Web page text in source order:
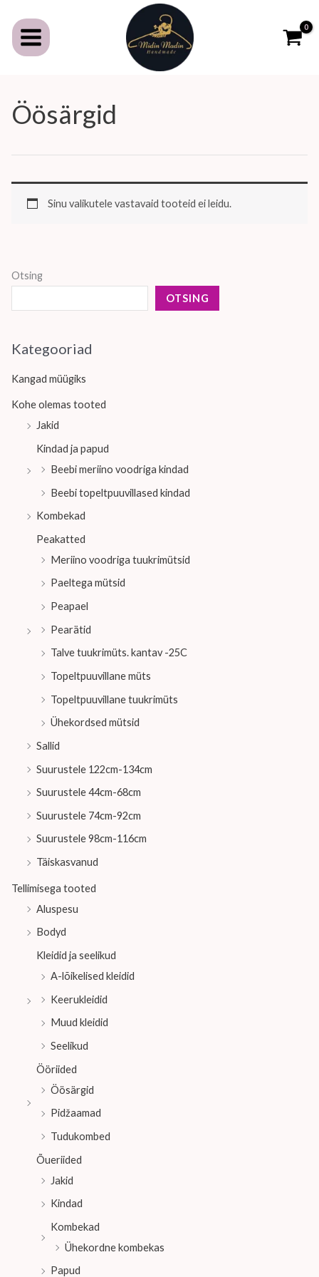
content
Öösärgid
Sinu valikutele vastavaid tooteid ei leidu.
Otsing
OTSING
Kategooriad
Kangad müügiks
Kohe olemas tooted
Jakid
Kindad ja papud
Beebi meriino voodriga kindad
Beebi topeltpuuvillased kindad
Kombekad
Peakatted
Meriino voodriga tuukrimütsid
Paeltega mütsid
Peapael
Pearätid
Talve tuukrimüts. kantav -25C
Topeltpuuvillane müts
Topeltpuuvillane tuukrimüts
Ühekordsed mütsid
Sallid
Suurustele 122cm-134cm
Suurustele 44cm-68cm
Suurustele 74cm-92cm
Suurustele 98cm-116cm
Täiskasvanud
Tellimisega tooted
Aluspesu
Bodyd
Kleidid ja seelikud
A-lõikelised kleidid
Keerukleidid
Muud kleidid
Seelikud
Ööriided
Öösärgid
Pidžaamad
Tudukombed
Õueriided
Jakid
Kindad
Kombekad
Ühekordne kombekas
Papud